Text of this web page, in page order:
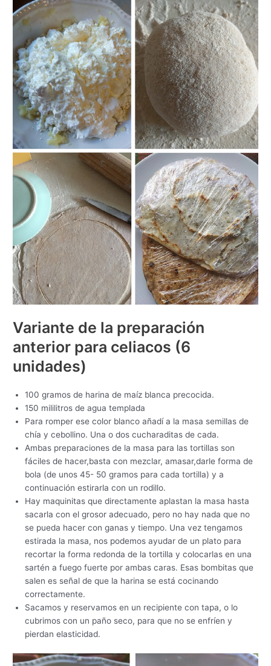
Variante de la preparación
anterior para celiacos (6
unidades)
100 gramos de harina de maíz blanca precocida.
150 mililitros de agua templada
Para romper ese color blanco añadí a la masa semillas de
chía y cebollino. Una o dos cucharaditas de cada.
Ambas preparaciones de la masa para las tortillas son
fáciles de hacer,basta con mezclar, amasar,darle forma de
bola (de unos 45- 50 gramos para cada tortilla) y a
continuación estirarla con un rodillo.
Hay maquinitas que directamente aplastan la masa hasta
sacarla con el grosor adecuado, pero no hay nada que no
se pueda hacer con ganas y tiempo. Una vez tengamos
estirada la masa, nos podemos ayudar de un plato para
recortar la forma redonda de la tortilla y colocarlas en una
sartén a fuego fuerte por ambas caras. Esas bombitas que
salen es señal de que la harina se está cocinando
correctamente.
Sacamos y reservamos en un recipiente con tapa, o lo
cubrimos con un paño seco, para que no se enfríen y
pierdan elasticidad.